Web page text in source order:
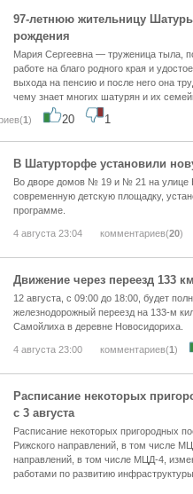
97-летнюю жительницу
рождения
Мария Сергеевна — труженица тыла,
работе на благо родного края и
выхода на пенсию и после него она
чему знает многих шатурян и их
1) 20 1
В Шатурторфе установили
Во дворе домов № 19 и № 21 на улице
современную детскую площадку,
программе.
4 августа 23:04 комментариев(20)
Движение через переезд 133
12 августа, с 09:00 до 18:00, будет
железнодорожный переезд на 133-м
Самойлиха в деревне Новосидориха.
4 августа 23:00 комментариев(1)
Расписание некоторых
с 3 августа
Расписание некоторых пригородных
Рижского направлений, в том числе
направлений, в том числе МЦД-4,
работами по развитию